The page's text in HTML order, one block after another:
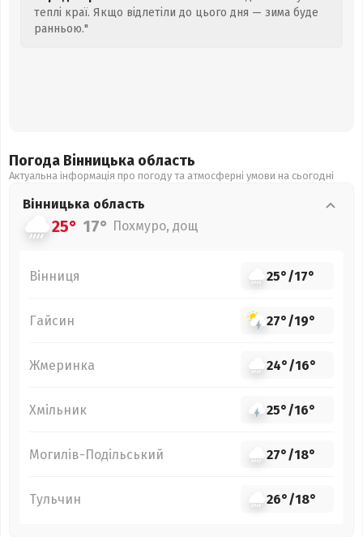
теплі краї. Якщо відлетіли до цього дня — зима буде
ранньою."
Погода Вінницька область
Актуальна інформація про погоду та атмосферні умови на сьогодні
Вінницька область
25° 17° Похмуро, дощ
Вінниця 25°/17°
Гайсин 27°/19°
Жмеринка 24°/16°
Хмільник 25°/16°
Могилів-Подільський 27°/18°
Тульчин 26°/18°